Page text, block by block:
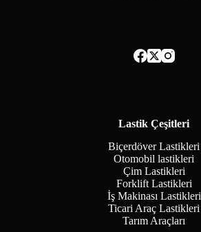
Lastik Çeşitleri
Biçerdöver Lastikleri
Otomobil lastikleri
Çim Lastikleri
Forklift Lastikleri
İş Makinası Lastikleri
Ticari Araç Lastikleri
Tarım Araçları